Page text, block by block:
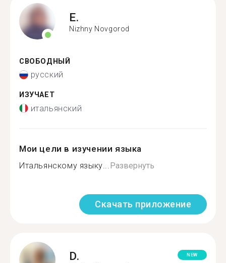
E.
Nizhny Novgorod
СВОБОДНЫЙ
русский
ИЗУЧАЕТ
итальянский
Мои цели в изучении языка
Итальянскому языку... Развернуть
Скачать приложение
D. NEW